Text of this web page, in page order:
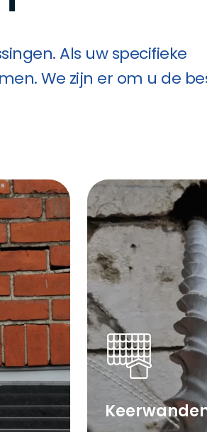
Als uw specifieke
We zijn er om u de